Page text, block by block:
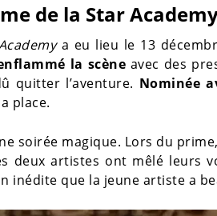
de la Star
a eu lieu le 13
la scène avec des
quitter l’aventure. Nominée
place.
soirée magique. Lors du
deux artistes ont mêlé leurs
inédite que la jeune artiste a